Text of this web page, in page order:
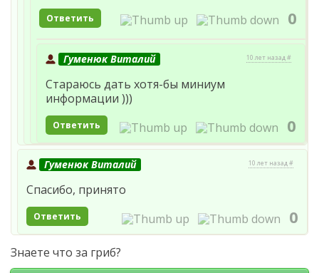
Ответить 0
Гуменюк Виталий 10 лет назад #
Стараюсь дать хотя-бы миниум
информации )))
Ответить 0
Гуменюк Виталий 10 лет назад #
Спасибо, принято
Ответить 0
Знаете что за гриб?